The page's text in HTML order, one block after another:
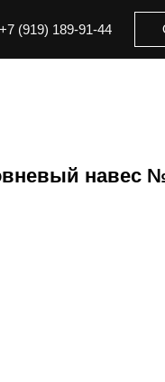
+7 (919) 189-91-44
навес